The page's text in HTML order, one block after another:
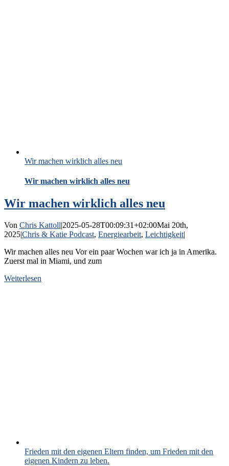
Wir machen wirklich alles neu
Wir machen wirklich alles neu
Wir machen wirklich alles neu
Von Chris Kattoll|2025-05-28T00:09:31+02:00Mai 20th,
2025|Chris & Katie Podcast, Energiearbeit, Leichtigkeit|
Wir machen alles neu Vor ein paar Wochen war ich ja in Amerika.
Zuerst mal in Miami, und zum
Weiterlesen
Frieden mit den eigenen Eltern finden, um Frieden mit den
eigenen Kindern zu leben.